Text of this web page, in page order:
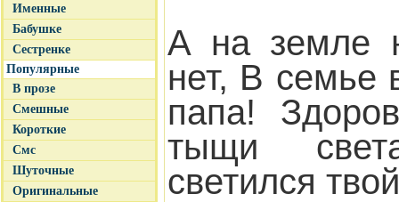
Именные
Бабушке
Сестренке
Популярные
В прозе
Смешные
Короткие
Смс
Шуточные
Оригинальные
А на земле
нет, В семье
папа!
тыщи
светился